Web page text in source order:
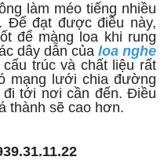
làm méo tiếng nhiều
Để đạt được điều này,
để màng loa khi rung
dây dẫn củaloa nghe
cấu trúc và chất liệu rất
mạng lưới chia đường
tới nơi cần đến. Điều
thành sẽ cao hơn.